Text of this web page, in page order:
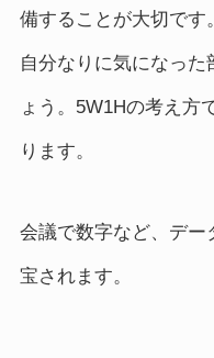
備することが大切です
自分なりに気になっ
ょう。5W1Hの考え方
ります。
会議で数字など、デ
宝されます。